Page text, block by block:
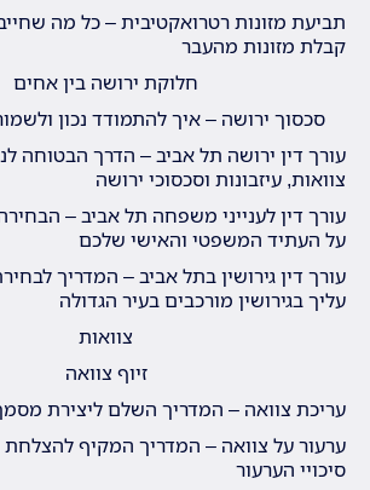
תביעת מזונות רטרואקטיבית – כל מה
קבלת מזונות מהעבר
חלוקת ירושה בין אחים
סכסוך ירושה – איך להתמודד נכון
עורך דין ירושה תל אביב – הדרך הבטוחה
צוואות, עיזבונות וסכסוכי ירושה
עורך דין לענייני משפחה תל אביב –
על העתיד המשפטי והאישי שלכם
עורך דין גירושין בתל אביב – המדריך
עליך בגירושין מורכבים בעיר הגדולה
צוואות
זיוף צוואה
עריכת צוואה – המדריך השלם ליצירת
ערעור על צוואה – המדריך המקיף להצלחת
סיכויי הערעור